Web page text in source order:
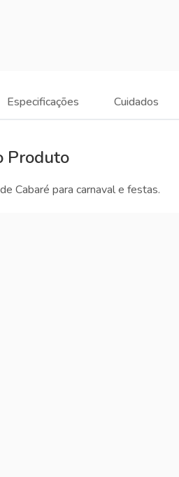
Especificações Cuidados
Produto
Cabaré para carnaval e festas.